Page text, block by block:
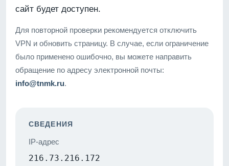
сайт будет доступен.
Для повторной проверки рекомендуется отключить
VPN и обновить страницу. В случае, если ограничение
было применено ошибочно, вы можете направить
обращение по адресу электронной почты:
info@tnmk.ru.
СВЕДЕНИЯ
IP-адрес
216.73.216.172